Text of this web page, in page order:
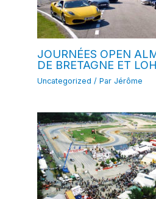
JOURNÉES OPEN
DE BRETAGNE ET
Uncategorized / ParJérôme